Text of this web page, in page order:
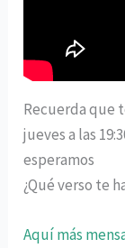
Recuerda que
jueves a las
esperamos
¿Qué verso te
Aquí más